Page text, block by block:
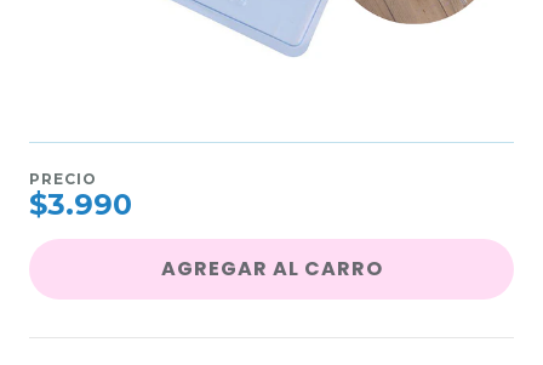
PRECIO
$3.990
AGREGAR AL CARRO